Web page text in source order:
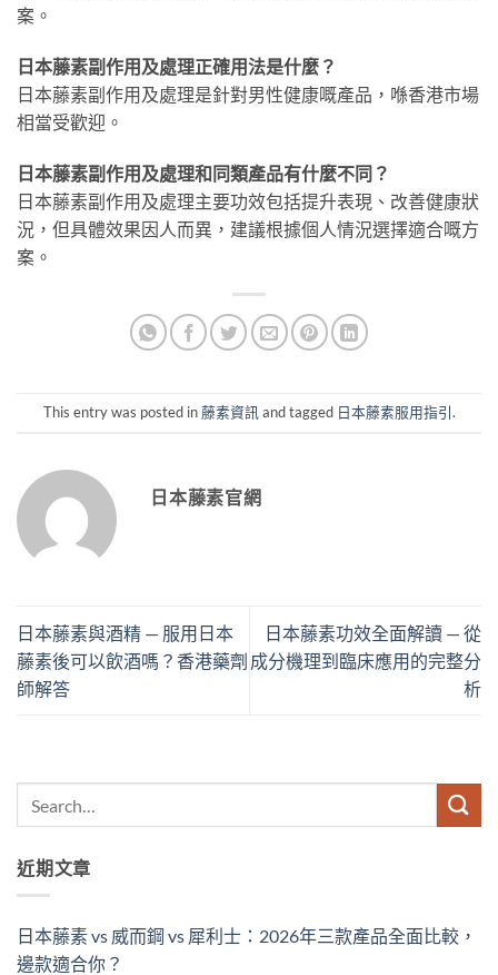
案。
日本藤素副作用及處理正確用法是什麼？
日本藤素副作用及處理是針對男性健康嘅產品，喺香港市場
相當受歡迎。
日本藤素副作用及處理和同類產品有什麼不同？
日本藤素副作用及處理主要功效包括提升表現、改善健康狀
況，但具體效果因人而異，建議根據個人情況選擇適合嘅方
案。
This entry was posted in藤素資訊 and tagged 日本藤素服用指引.
日本藤素官網
日本藤素與酒精 — 服用日本
藤素後可以飲酒嗎？香港藥劑
師解答
日本藤素功效全面解讀 — 從
成分機理到臨床應用的完整分
析
近期文章
日本藤素 vs 威而鋼 vs 犀利士：2026年三款產品全面比較，
邊款適合你？